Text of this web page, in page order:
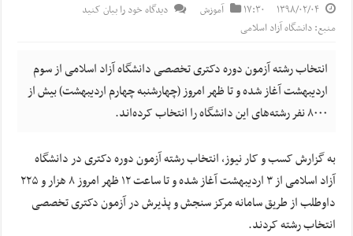
۱۳۹۸/۰۲/۰۴ ۱۷:۳۰ آموزش
دیدگاه خود را بیان کنید
منبع: دانشگاه آزاد اسلامی
انتخاب رشته آزمون دوره دکتری تخصصی دانشگاه آزاد اسلامی از سوم
اردیبهشت آغاز شده و تا ظهر امروز (چهارشنبه چهارم اردیبهشت) بیش از
۸۰۰۰ نفر رشته‌های این دانشگاه را انتخاب کرده‌اند.
به گزارش کسب و کار نیوز، انتخاب رشته آزمون دوره دکتری در دانشگاه
آزاد اسلامی از ۳ اردیبهشت آغاز شده و تا ساعت ۱۲ ظهر امروز ۸ هزار و ۲۲۵
داوطلب از طریق سامانه مرکز سنجش و پذیرش در آزمون دکتری تخصصی
انتخاب رشته کردند.